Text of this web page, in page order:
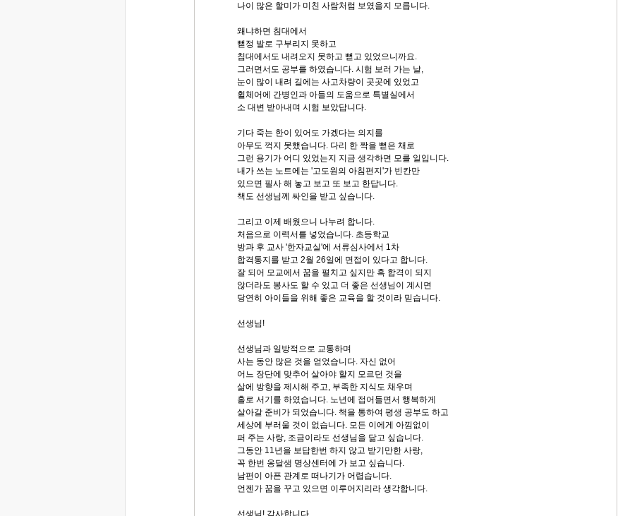
나이 많은 할미가 미친 사람처럼 보였을지 모릅니다.
왜냐하면 침대에서
뻗정 발로 구부리지 못하고
침대에서도 내려오지 못하고 뻗고 있었으니까요.
그러면서도 공부를 하였습니다. 시험 보러 가는 날,
눈이 많이 내려 길에는 사고차량이 곳곳에 있었고
휠체어에 간병인과 아들의 도움으로 특별실에서
소 대변 받아내며 시험 보았답니다.
기다 죽는 한이 있어도 가겠다는 의지를
아무도 꺽지 못했습니다. 다리 한 짝을 뻗은 채로
그런 용기가 어디 있었는지 지금 생각하면 모를 일입니다.
내가 쓰는 노트에는 '고도원의 아침편지'가 빈칸만
있으면 필사 해 놓고 보고 또 보고 한답니다.
책도 선생님께 싸인을 받고 싶습니다.
그리고 이제 배웠으니 나누려 합니다.
처음으로 이력서를 넣었습니다. 초등학교
방과 후 교사 '한자교실'에 서류심사에서 1차
합격통지를 받고 2월 26일에 면접이 있다고 합니다.
잘 되어 모교에서 꿈을 펼치고 싶지만 혹 합격이 되지
않더라도 봉사도 할 수 있고 더 좋은 선생님이 계시면
당연히 아이들을 위해 좋은 교육을 할 것이라 믿습니다.
선생님!
선생님과 일방적으로 교통하며
사는 동안 많은 것을 얻었습니다. 자신 없어
어느 장단에 맞추어 살아야 할지 모르던 것을
삶에 방향을 제시해 주고, 부족한 지식도 채우며
홀로 서기를 하였습니다. 노년에 접어들면서 행복하게
살아갈 준비가 되었습니다. 책을 통하여 평생 공부도 하고
세상에 부러울 것이 없습니다. 모든 이에게 아낌없이
퍼 주는 사랑, 조금이라도 선생님을 닮고 싶습니다.
그동안 11년을 보답한번 하지 않고 받기만한 사랑,
꼭 한번 옹달샘 명상센터에 가 보고 싶습니다.
남편이 아픈 관계로 떠나기가 어렵습니다.
언젠가 꿈을 꾸고 있으면 이루어지리라 생각합니다.
선생님! 감사합니다.